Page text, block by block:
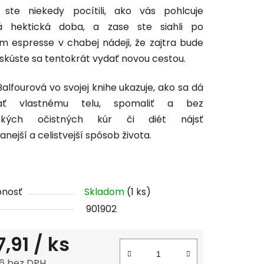
ste niekedy pocítili, ako vás pohlcuje
hektická doba, a zase ste siahli po
espresse v chabej nádeji, že zajtra bude
sa tentokrát vydať novou cestou.
vo svojej knihe ukazuje, ako sa dá
vlastnému telu, spomaliť a bez
očistných kúr či diét nájsť
a celistvejší spôsob života.
Skladom (1 ks)
901902
/ ks